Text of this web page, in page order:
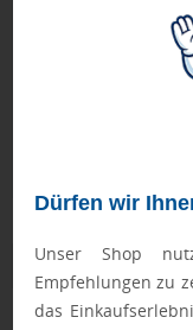
Dürfen wir
Unser Shop
Empfehlungen zu
das
Geprüft von Ewa
Nur Produkte,
schaffen es in
Zusatzinformation